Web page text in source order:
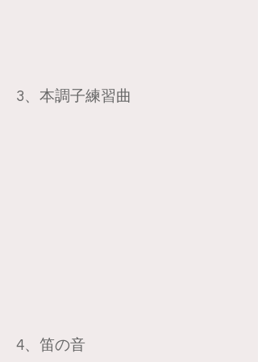
​3、本調子練習曲
​4、笛の音